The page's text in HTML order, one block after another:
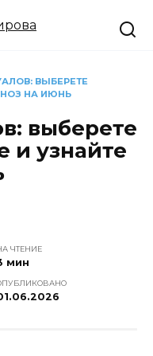
ВЫБЕРЕТЕ
НА ИЮНЬ
выберете
и узнайте
ЧТЕНИЕ
мин